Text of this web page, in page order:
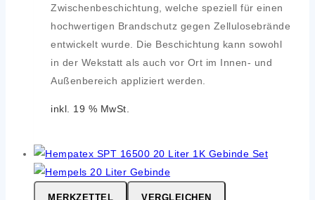
Zwischenbeschichtung, welche speziell für einen
hochwertigen Brandschutz gegen Zellulosebrände
entwickelt wurde. Die Beschichtung kann sowohl
in der Wekstatt als auch vor Ort im Innen- und
Außenbereich appliziert werden.
inkl. 19 % MwSt.
MERKZETTEL VERGLEICHEN